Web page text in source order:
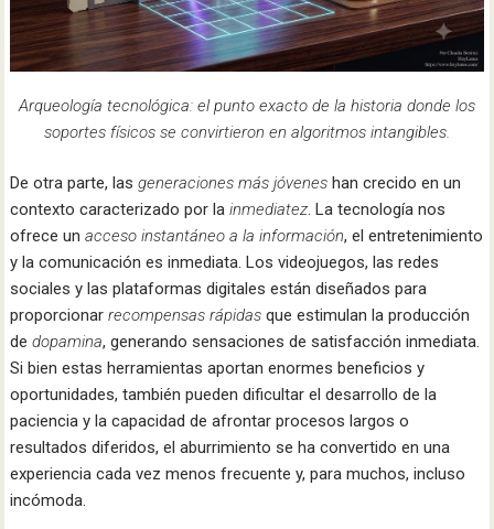
Arqueología tecnológica: el punto exacto de la historia donde los
soportes físicos se convirtieron en algoritmos intangibles.
De otra parte, lasgeneraciones más jóvenes han crecido en un
contexto caracterizado por lainmediatez. La tecnología nos
ofrece unacceso instantáneo a la información, el entretenimiento
y la comunicación es inmediata. Los videojuegos, las redes
sociales y las plataformas digitales están diseñados para
proporcionarrecompensas rápidas que estimulan la producción
dedopamina, generando sensaciones de satisfacción inmediata.
Si bien estas herramientas aportan enormes beneficios y
oportunidades, también pueden dificultar el desarrollo de la
paciencia y la capacidad de afrontar procesos largos o
resultados diferidos, el aburrimiento se ha convertido en una
experiencia cada vez menos frecuente y, para muchos, incluso
incómoda.